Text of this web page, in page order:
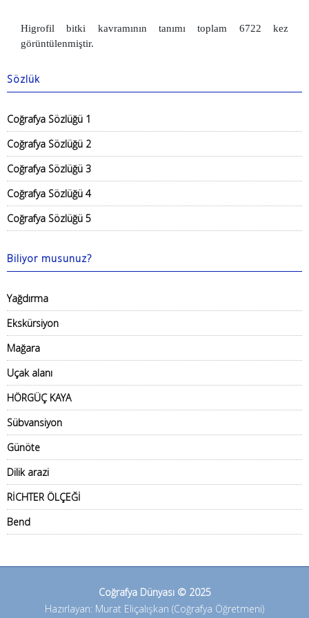
Higrofil bitki kavramının tanımı toplam 6722 kez
görüntülenmiştir.
Sözlük
Coğrafya Sözlüğü 1
Coğrafya Sözlüğü 2
Coğrafya Sözlüğü 3
Coğrafya Sözlüğü 4
Coğrafya Sözlüğü 5
Biliyor musunuz?
Yağdırma
Ekskürsiyon
Mağara
Uçak alanı
HÖRGÜÇ KAYA
Sübvansiyon
Günöte
Dilik arazi
RİCHTER ÖLÇEĞİ
Bend
Coğrafya Dünyası © 2025
Hazırlayan: Murat Eliçalışkan (Coğrafya Öğretmeni)